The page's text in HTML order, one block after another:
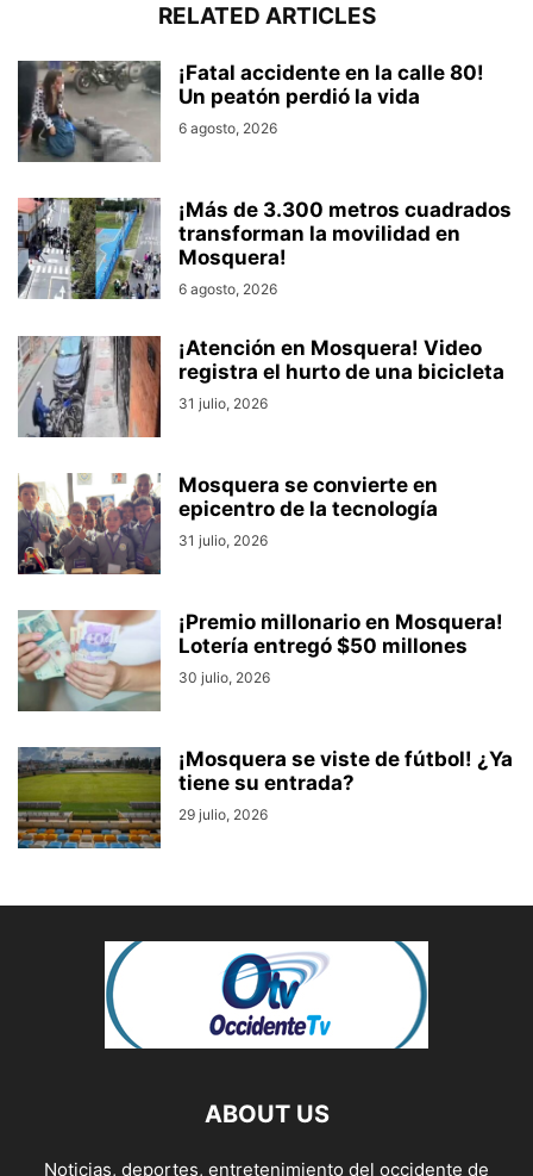
RELATED ARTICLES
¡Fatal accidente en la calle 80!
Un peatón perdió la vida
6 agosto, 2026
¡Más de 3.300 metros cuadrados
transforman la movilidad en
Mosquera!
6 agosto, 2026
¡Atención en Mosquera! Video
registra el hurto de una bicicleta
31 julio, 2026
Mosquera se convierte en
epicentro de la tecnología
31 julio, 2026
¡Premio millonario en Mosquera!
Lotería entregó $50 millones
30 julio, 2026
¡Mosquera se viste de fútbol! ¿Ya
tiene su entrada?
29 julio, 2026
ABOUT US
Noticias, deportes, entretenimiento del occidente de